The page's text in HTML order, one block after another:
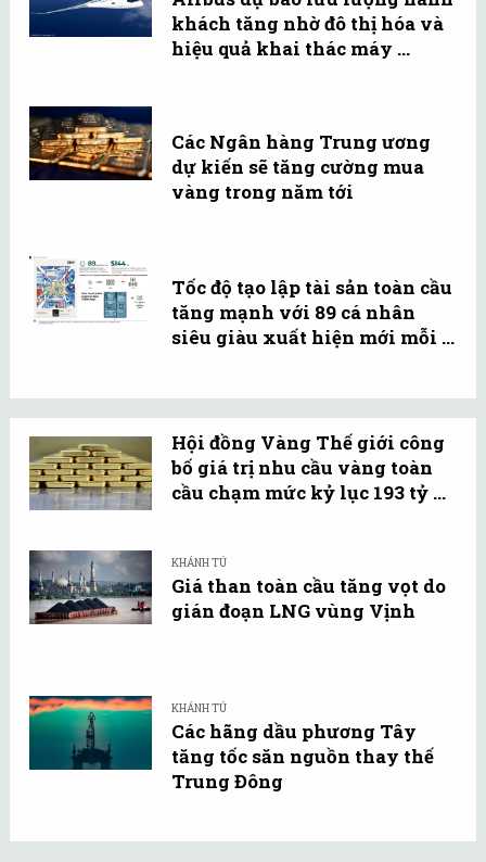
khách tăng nhờ đô thị hóa và
hiệu quả khai thác máy ...
Các Ngân hàng Trung ương
dự kiến sẽ tăng cường mua
vàng trong năm tới
Tốc độ tạo lập tài sản toàn cầu
tăng mạnh với 89 cá nhân
siêu giàu xuất hiện mới mỗi ...
Hội đồng Vàng Thế giới công
bố giá trị nhu cầu vàng toàn
cầu chạm mức kỷ lục 193 tỷ ...
KHÁNH TÚ
Giá than toàn cầu tăng vọt do
gián đoạn LNG vùng Vịnh
KHÁNH TÚ
Các hãng dầu phương Tây
tăng tốc săn nguồn thay thế
Trung Đông